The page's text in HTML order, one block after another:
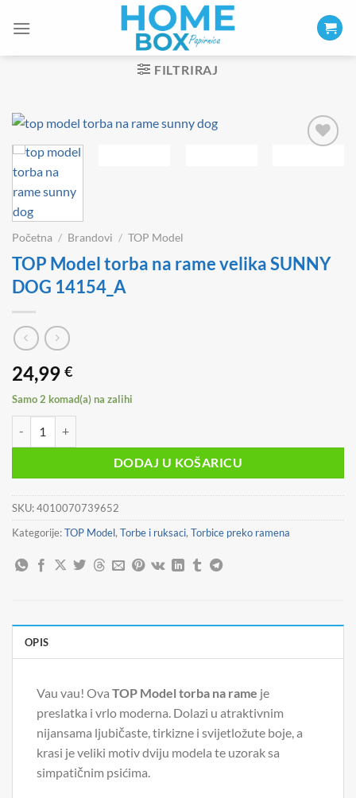
FILTRIRAJ
Početna / Brandovi / TOP Model
TOP Model torba na rame velika SUNNY
DOG 14154_A
24,99 €
Samo 2 komad(a) na zalihi
DODAJ U KOŠARICU
SKU:4010070739652
Kategorije:TOP Model, Torbe i ruksaci, Torbice preko ramena
OPIS
Vau vau! Ova TOP Model torba na rame je
preslatka i vrlo moderna. Dolazi u atraktivnim
nijansama ljubičaste, tirkizne i svijetložute boje, a
krasi je veliki motiv dviju modela te uzorak sa
simpatičnim psićima.